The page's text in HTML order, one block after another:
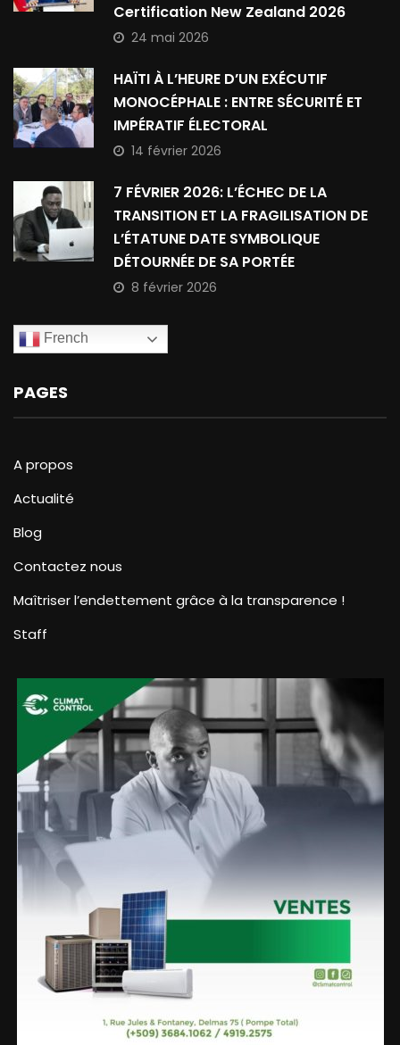
Certification New Zealand 2026
24 mai 2026
HAÏTI À L’HEURE D’UN EXÉCUTIF
MONOCÉPHALE : ENTRE SÉCURITÉ ET
IMPÉRATIF ÉLECTORAL
14 février 2026
7 FÉVRIER 2026: L’ÉCHEC DE LA
TRANSITION ET LA FRAGILISATION DE
L’ÉTATUNE DATE SYMBOLIQUE
DÉTOURNÉE DE SA PORTÉE
8 février 2026
French
PAGES
A propos
Actualité
Blog
Contactez nous
Maîtriser l’endettement grâce à la transparence !
Staff